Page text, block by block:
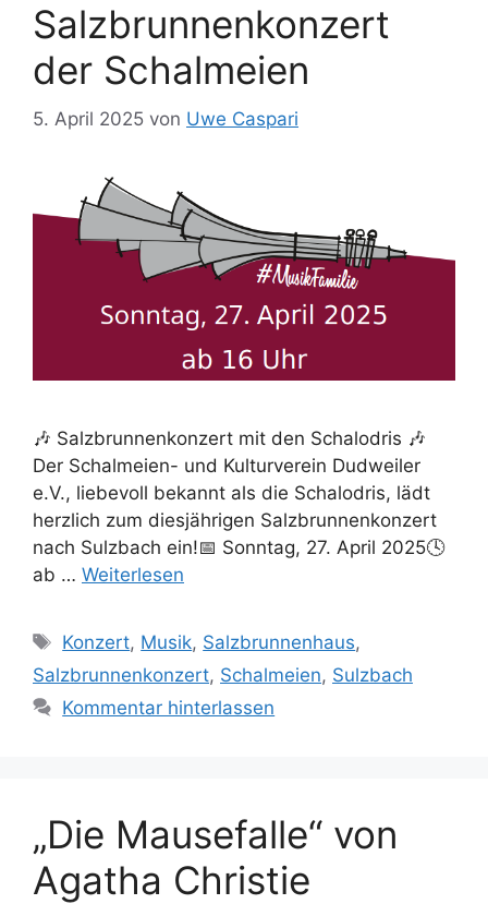
Salzbrunnenkonzert
der Schalmeien
5. April 2025 von Uwe Caspari
🎶 Salzbrunnenkonzert mit den Schalodris 🎶
Der Schalmeien- und Kulturverein Dudweiler
e.V., liebevoll bekannt als die Schalodris, lädt
herzlich zum diesjährigen Salzbrunnenkonzert
nach Sulzbach ein!📅 Sonntag, 27. April 2025🕓
ab … Weiterlesen
Schlagwörter
Konzert, Musik, Salzbrunnenhaus,
Salzbrunnenkonzert, Schalmeien, Sulzbach
Kommentar hinterlassen
„Die Mausefalle“ von
Agatha Christie